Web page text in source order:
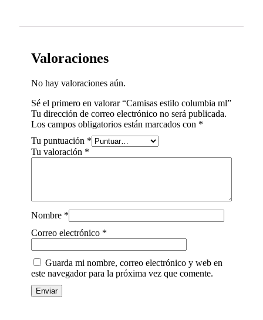
Valoraciones
No hay valoraciones aún.
Sé el primero en valorar “Camisas estilo columbia ml”
Tu dirección de correo electrónico no será publicada.
Los campos obligatorios están marcados con *
Tu puntuación *
Tu valoración *
Nombre *
Correo electrónico *
Guarda mi nombre, correo electrónico y web en
este navegador para la próxima vez que comente.